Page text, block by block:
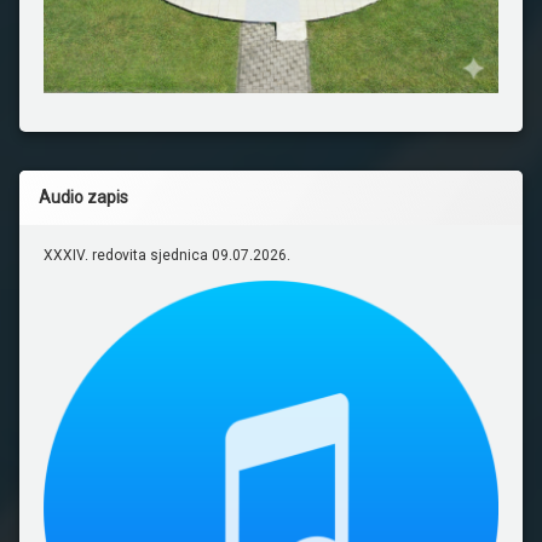
Audio zapis
XXXIV. redovita sjednica 09.07.2026.